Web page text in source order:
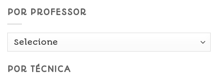
POR PROFESSOR
POR TÉCNICA